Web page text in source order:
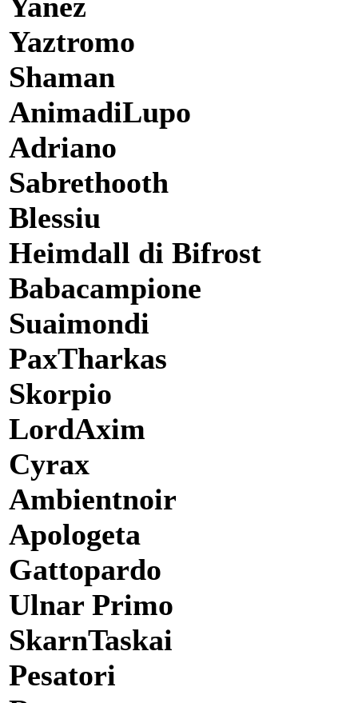
Yaztromo
Shaman
AnimadiLupo
Adriano
Sabrethooth
Blessiu
Heimdall di Bifrost
Babacampione
Suaimondi
PaxTharkas
Skorpio
LordAxim
Cyrax
Ambientnoir
Apologeta
Gattopardo
Ulnar Primo
SkarnTaskai
Pesatori